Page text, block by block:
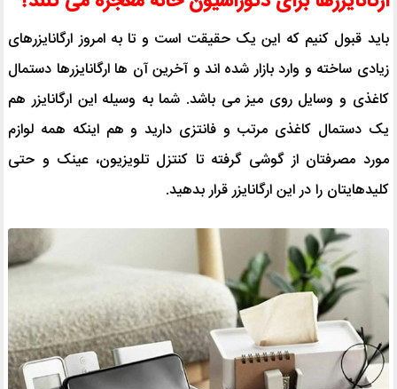
باید قبول کنیم که این یک حقیقت است و تا به امروز ارگانایزرهای
زیادی ساخته و وارد بازار شده اند و آخرین آن ها ارگانایزرها دستمال
کاغذی و وسایل روی میز می باشد. شما به وسیله این ارگانایزر هم
یک دستمال کاغذی مرتب و فانتزی دارید و هم اینکه همه لوازم
مورد مصرفتان از گوشی گرفته تا کنتزل تلویزیون، عینک و حتی
کلیدهایتان را در این ارگانایزر قرار بدهید.